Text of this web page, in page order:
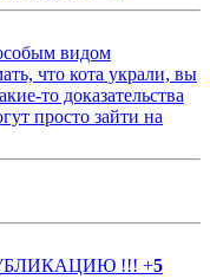
видом
что кота украли, вы
то доказательства
просто зайти на
!!! +5